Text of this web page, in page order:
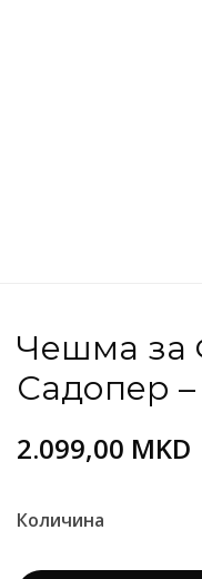
Чешма за
Садопер
2.099,00 MKD
Количина